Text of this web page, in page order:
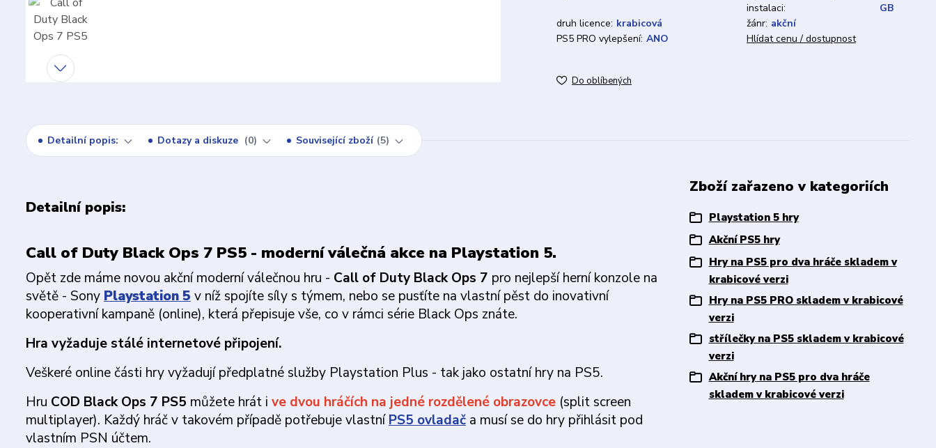
instalaci:
GB
druh licence: krabicová žánr: akční
PS5 PRO vylepšení: ANO Hlídat cenu / dostupnost
Do oblíbených
Detailní popis: Dotazy a diskuze 0 Související zboží 5
Detailní popis:
Call of Duty Black Ops 7 PS5 - moderní válečná akce na Playstation 5.
Opět zde máme novou akční moderní válečnou hru - Call of Duty Black Ops 7 pro nejlepší herní konzole na
světě - Sony Playstation 5 v níž spojíte síly s týmem, nebo se pusťíte na vlastní pěst do inovativní
kooperativní kampaně (online), která přepisuje vše, co v rámci série Black Ops znáte.
Hra vyžaduje stálé internetové připojení.
Veškeré online části hry vyžadují předplatné služby Playstation Plus - tak jako ostatní hry na PS5.
Hru COD Black Ops 7 PS5 můžete hrát i ve dvou hráčích na jedné rozdělené obrazovce (split screen
multiplayer). Každý hráč v takovém případě potřebuje vlastníPS5 ovladač a musí se do hry přihlásit pod
vlastním PSN účtem.
Zboží zařazeno v kategoriích
Playstation 5 hry
Akční PS5 hry
Hry na PS5 pro dva hráče skladem v
krabicové verzi
Hry na PS5 PRO skladem v krabicové
verzi
střílečky na PS5 skladem v krabicové
verzi
Akční hry na PS5 pro dva hráče
skladem v krabicové verzi